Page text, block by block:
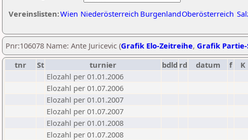
Vereinslisten:Wien Niederösterreich BurgenlandOberösterreich
Pnr:106078 Name: Ante Juricevic (Grafik Elo-Zeitreihe, Grafik
tnr
St turnier bdld rd datum f K
Elozahl per 01.01.2006
Elozahl per 01.07.2006
Elozahl per 01.01.2007
Elozahl per 01.07.2007
Elozahl per 01.01.2008
Elozahl per 01.07.2008